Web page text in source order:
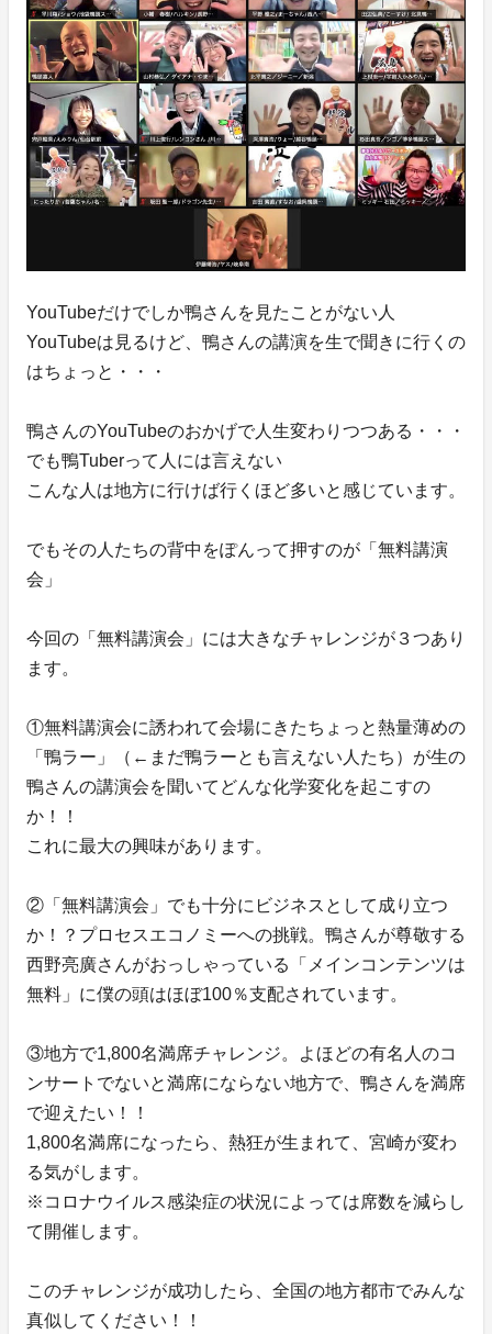
YouTubeだけでしか鴨さんを見たことがない人
YouTubeは見るけど、鴨さんの講演を生で聞きに行くの
はちょっと・・・
鴨さんのYouTubeのおかげで人生変わりつつある・・・
でも鴨Tuberって人には言えない
こんな人は地方に行けば行くほど多いと感じています。
でもその人たちの背中をぽんって押すのが「無料講演
会」
今回の「無料講演会」には大きなチャレンジが３つあり
ます。
①無料講演会に誘われて会場にきたちょっと熱量薄めの
「鴨ラー」（←まだ鴨ラーとも言えない人たち）が生の
鴨さんの講演会を聞いてどんな化学変化を起こすの
か！！
これに最大の興味があります。
②「無料講演会」でも十分にビジネスとして成り立つ
か！？プロセスエコノミーへの挑戦。鴨さんが尊敬する
西野亮廣さんがおっしゃっている「メインコンテンツは
無料」に僕の頭はほぼ100％支配されています。
③地方で1,800名満席チャレンジ。よほどの有名人のコ
ンサートでないと満席にならない地方で、鴨さんを満席
で迎えたい！！
1,800名満席になったら、熱狂が生まれて、宮崎が変わ
る気がします。
※コロナウイルス感染症の状況によっては席数を減らし
て開催します。
このチャレンジが成功したら、全国の地方都市でみんな
真似してください！！